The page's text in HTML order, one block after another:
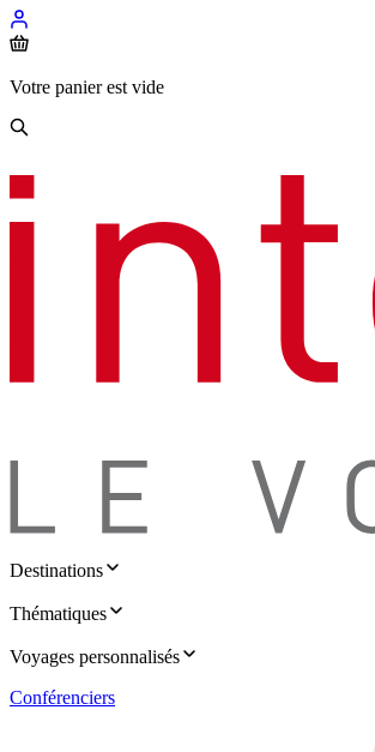
Votre panier est vide
Destinations
Thématiques
Voyages personnalisés
Conférenciers